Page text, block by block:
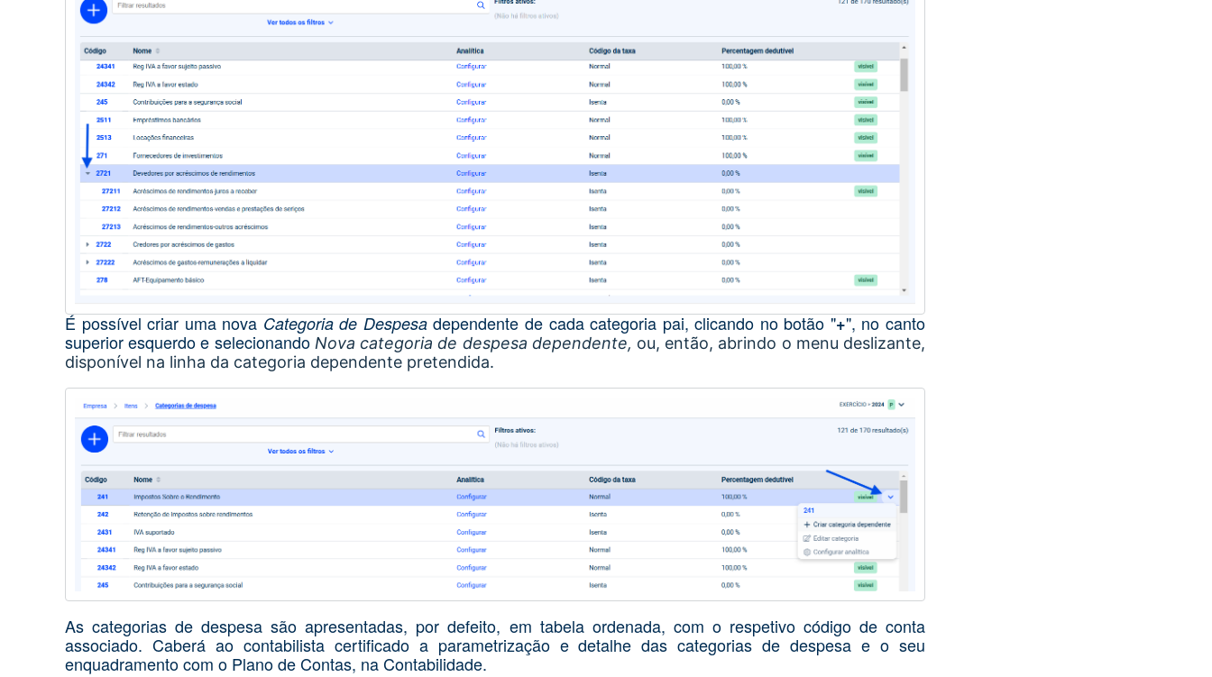
É possível criar uma novaCategoria de Despesadependente de cada categoria pai, clicando no botão "+", no canto
superior esquerdo e selecionandoNova categoria de despesa dependente, ou, então, abrindo o menu deslizante,
disponível na linha da categoria dependente pretendida.
As categorias de despesa são apresentadas, por defeito, em tabela ordenada, com o respetivo código de conta
associado. Caberá ao contabilista certificado a parametrização e detalhe das categorias de despesa e o seu
enquadramento com o Plano de Contas, na Contabilidade.